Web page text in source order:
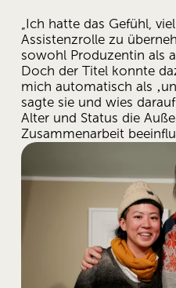
„Ich hatte das Gefühl,
Assistenzrolle zu
sowohl Produzentin als
Doch der Titel konnte
mich automatisch als
sagte sie und wies
Alter und Status die
Zusammenarbeit